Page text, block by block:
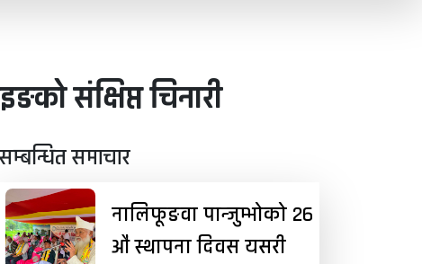
संक्षिप्त चिनारी
सम्बन्धित समाचार
नालिफूङवा पान्जुम्भोको २६
औं स्थापना दिवस यसरी